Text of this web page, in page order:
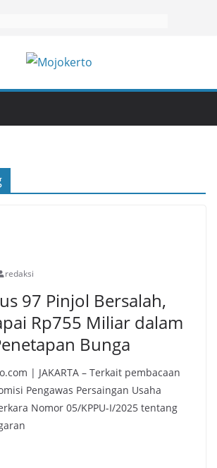
redaksi
97 Pinjol Bersalah,
Rp755 Miliar dalam
Bunga
| JAKARTA – Terkait pembacaan
Pengawas Persaingan Usaha
Nomor 05/KPPU-I/2025 tentang